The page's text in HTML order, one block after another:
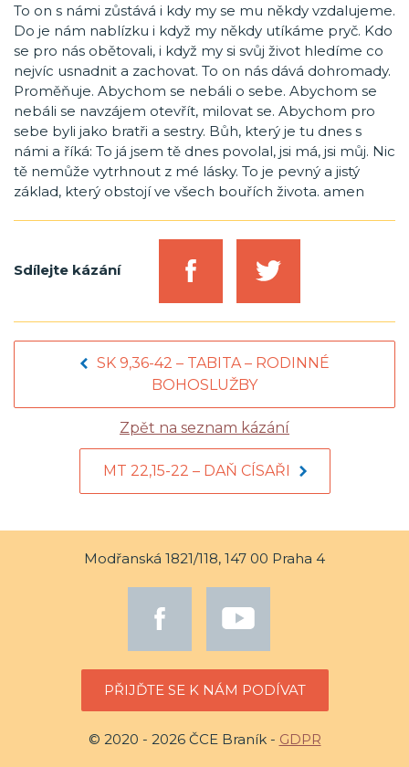
To on s námi zůstává i kdy my se mu někdy vzdalujeme.
Do je nám nablízku i když my někdy utíkáme pryč. Kdo
se pro nás obětovali, i když my si svůj život hledíme co
nejvíc usnadnit a zachovat. To on nás dává dohromady.
Proměňuje. Abychom se nebáli o sebe. Abychom se
nebáli se navzájem otevřít, milovat se. Abychom pro
sebe byli jako bratři a sestry. Bůh, který je tu dnes s
námi a říká: To já jsem tě dnes povolal, jsi má, jsi můj. Nic
tě nemůže vytrhnout z mé lásky. To je pevný a jistý
základ, který obstojí ve všech bouřích života. amen
Sdílejte kázání
SK 9,36-42 – TABITA – RODINNÉ
BOHOSLUŽBY
Zpět na seznam kázání
MT 22,15-22 – DAŇ CÍSAŘI
Modřanská 1821/118, 147 00 Praha 4
PŘIJĎTE SE K NÁM PODÍVAT
© 2020 - 2026 ČCE Braník - GDPR